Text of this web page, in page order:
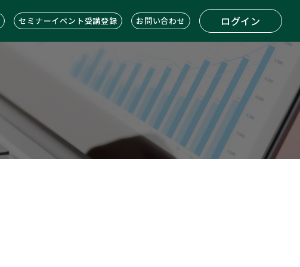
セミナーイベント受講登録 お問い合わせ ログイン